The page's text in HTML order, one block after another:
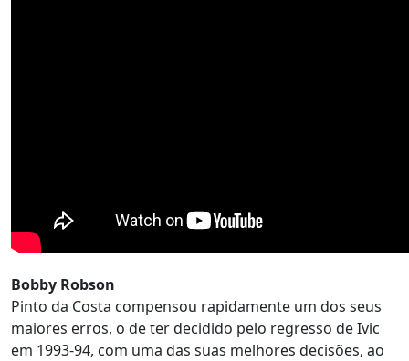
Bobby Robson
Pinto da Costa compensou rapidamente um dos seus
maiores erros, o de ter decidido pelo regresso de Ivic
em 1993-94, com uma das suas melhores decisões, ao